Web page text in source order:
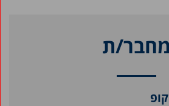
מחבר/ת